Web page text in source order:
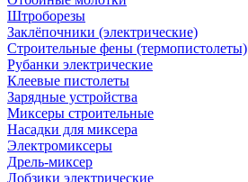
Штроборезы
Заклёпочники (электрические)
Строительные фены (термопистолеты)
Рубанки электрические
Клеевые пистолеты
Зарядные устройства
Миксеры строительные
Насадки для миксера
Электромиксеры
Дрель-миксер
Лобзики электрические